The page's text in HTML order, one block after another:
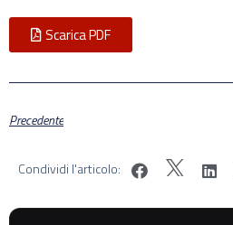
Scarica PDF
Precedente
Condividi l'articolo: